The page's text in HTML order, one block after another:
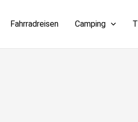
Fahrradreisen Camping